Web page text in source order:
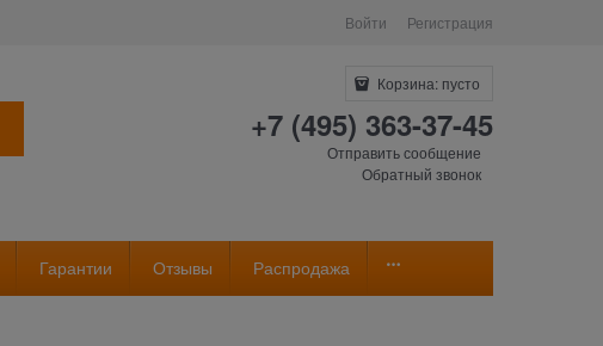
Войти Регистрация
Корзина: пусто
+7 (495) 363-37-45
Отправить сообщение
Обратный звонок
Гарантии Отзывы Распродажа